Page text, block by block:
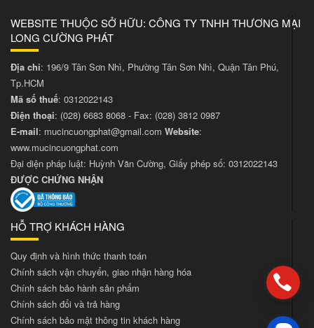
WEBSITE THUỘC SỞ HỮU: CÔNG TY TNHH THƯƠNG MẠI
LONG CƯỜNG PHÁT
Địa chỉ: 196/9 Tân Sơn Nhì, Phường Tân Sơn Nhì, Quận Tân Phú,
Tp.HCM
Mã số thuế: 0312022143
Điện thoại: (028) 6683 8068 - Fax: (028) 3812 0987
E-mail: mucincuongphat@gmail.com Website:
www.mucincuongphat.com
Đại diện pháp luật: Huỳnh Văn Cường, Giấy phép số: 0312022143
ĐƯỢC CHỨNG NHẬN
HỖ TRỢ KHÁCH HÀNG
Quy định và hình thức thanh toán
Chính sách vận chuyển, giao nhận hàng hóa
Chính sách bảo hành sản phẩm
Chính sách đổi và trả hàng
Chính sách bảo mật thông tin khách hàng